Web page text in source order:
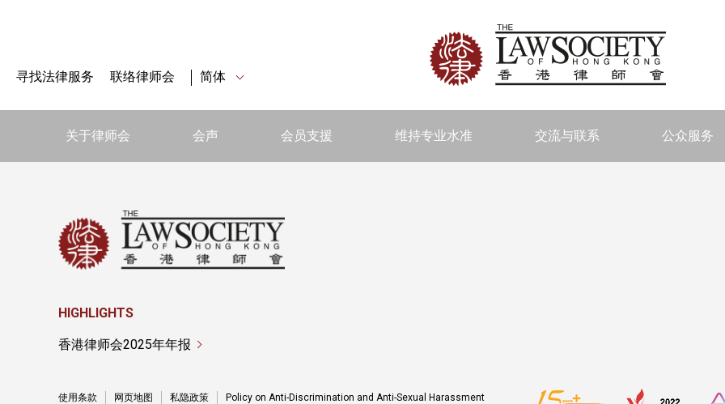
寻找法律服务 联络律师会 简体
关于律师会 会声 会员支援 维持专业水准 交流与联系 公众服务
HIGHLIGHTS
香港律师会2025年年报
使用条款 网页地图 私隐政策
Policy on Anti-Discrimination and Anti-Sexual Harassment